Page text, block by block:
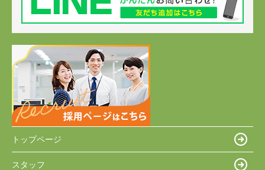
トップページ
スタッフ